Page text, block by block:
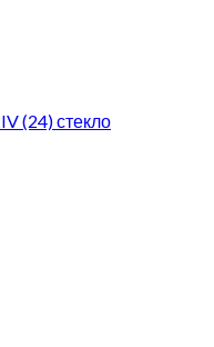
(24) стекло